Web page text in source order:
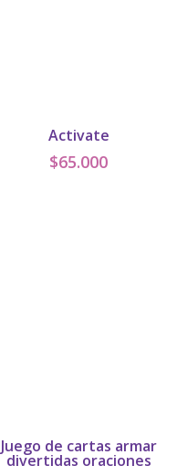
Activate
$65.000
Juego de cartas armar
divertidas oraciones